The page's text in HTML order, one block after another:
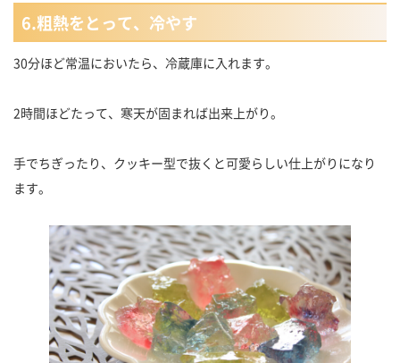
6.粗熱をとって、冷やす
30分ほど常温においたら、冷蔵庫に入れます。
2時間ほどたって、寒天が固まれば出来上がり。
手でちぎったり、クッキー型で抜くと可愛らしい仕上がりになり
ます。